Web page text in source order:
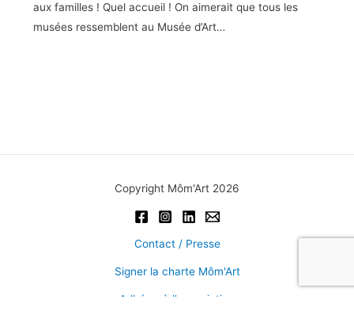
aux familles ! Quel accueil ! On aimerait que tous les
musées ressemblent au Musée d’Art…
Copyright Môm'Art 2026
Contact / Presse
Signer la charte Môm'Art
Adhérer à l'association